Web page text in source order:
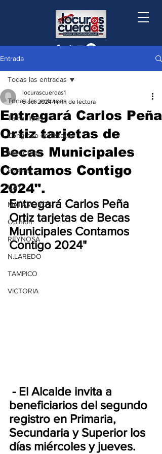
Entrada
Todas las entradas
Tamaulipas
Congreso de Estado
Municipios
Podcast
UAT
MATAMOROS
Opinión
REYNOSA
N.LAREDO
TAMPICO
VICTORIA
Todas las entradas
Entregará Carlos Peña
Ortiz tarjetas de
Becas Municipales
Contamos Contigo
2024".
locurascuerdas1
8 oct 2024 1 min de lectura
Entregará Carlos Peña
Ortiz tarjetas de Becas
Municipales Contamos
Contigo 2024"
beneficiarios del segundo
registro en Primaria,
Secundaria y Superior los
días miércoles y jueves.